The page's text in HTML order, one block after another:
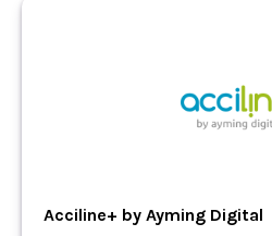
Acciline+ by Ayming Digital